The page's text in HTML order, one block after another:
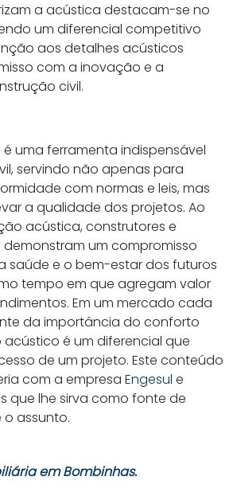
a acústica destacam-se no
um diferencial competitivo
aos detalhes acústicos
com a inovação e a
civil.
uma ferramenta indispensável
servindo não apenas para
com normas e leis, mas
a qualidade dos projetos. Ao
acústica, construtores e
um compromisso
saúde e o bem-estar dos futuros
tempo em que agregam valor
Em um mercado cada
da importância do conforto
é um diferencial que
de um projeto. Este conteúdo
com a empresa Engesul e
que lhe sirva como fonte de
assunto.
em Bombinhas.